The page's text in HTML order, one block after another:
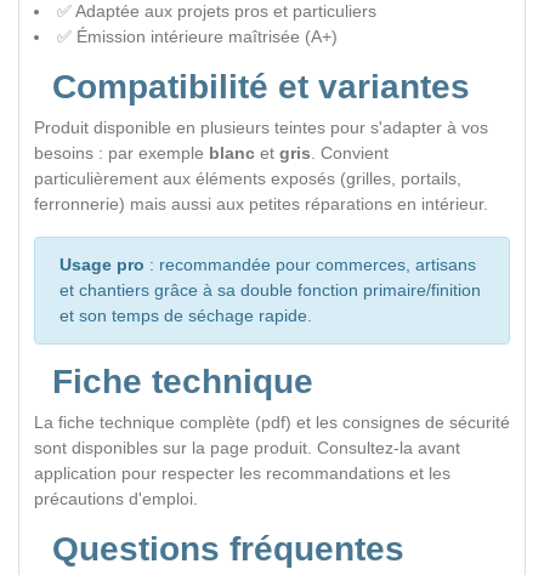
✅ Adaptée aux projets pros et particuliers
✅ Émission intérieure maîtrisée (A+)
Compatibilité et variantes
Produit disponible en plusieurs teintes pour s'adapter à vos
besoins : par exemple blanc et gris. Convient
particulièrement aux éléments exposés (grilles, portails,
ferronnerie) mais aussi aux petites réparations en intérieur.
Usage pro : recommandée pour commerces, artisans
et chantiers grâce à sa double fonction primaire/finition
et son temps de séchage rapide.
Fiche technique
La fiche technique complète (pdf) et les consignes de sécurité
sont disponibles sur la page produit. Consultez-la avant
application pour respecter les recommandations et les
précautions d'emploi.
Questions fréquentes